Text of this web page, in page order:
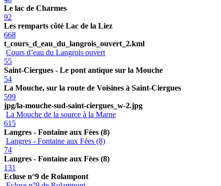
Le lac de Charmes
92
Les remparts côté Lac de la Liez
668
t_cours_d_eau_du_langrois_ouvert_2.kml
Cours d’eau du Langrois ouvert
55
Saint-Ciergues - Le pont antique sur la Mouche
54
La Mouche, sur la route de Voisines à Saint-Ciergues
599
jpg/la-mouche-sud-saint-ciergues_w-2.jpg
La Mouche de la source à la Marne
615
Langres - Fontaine aux Fées (8)
Langres - Fontaine aux Fées (8)
74
Langres - Fontaine aux Fées (8)
131
Ecluse n°9 de Rolampont